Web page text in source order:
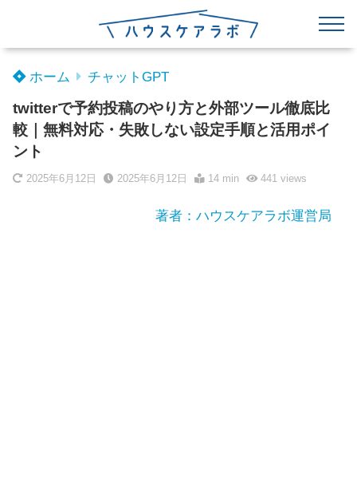
ホーム チャットGPT
twitterで予約投稿のやり方と外部ツール徹底比
較｜無料対応・失敗しない設定手順と活用ポイ
ント
2025年6月12日 2025年6月12日 14 min 441views
著者：ハウスケアラボ運営局